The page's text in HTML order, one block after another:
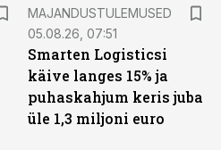
MAJANDUSTULEMUSED
05.08.26, 07:51
Smarten Logisticsi
käive langes 15% ja
puhaskahjum keris juba
üle 1,3 miljoni euro